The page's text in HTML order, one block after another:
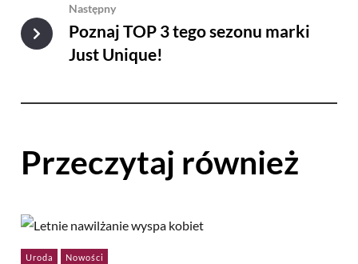
Następny
Poznaj TOP 3 tego sezonu marki
Just Unique!
Przeczytaj również
Uroda Nowości